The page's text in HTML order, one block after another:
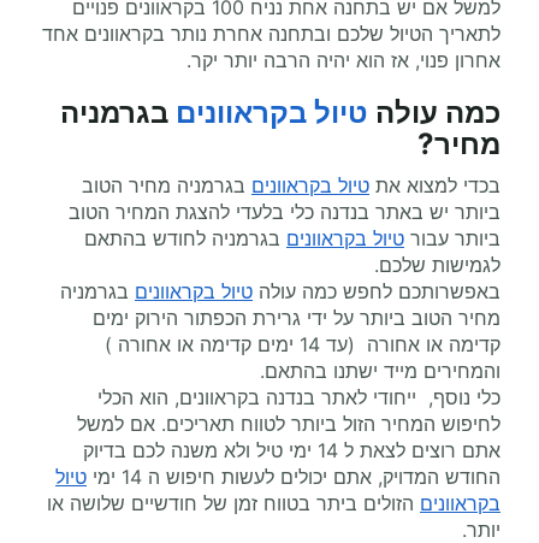
למשל אם יש בתחנה אחת נניח 100 בקראוונים פנויים
לתאריך הטיול שלכם ובתחנה אחרת נותר בקראוונים אחד
אחרון פנוי, אז הוא יהיה הרבה יותר יקר.
כמה עולה טיול בקראוונים בגרמניה
מחיר?
בכדי למצוא את טיול בקראוונים בגרמניה מחיר הטוב
ביותר יש באתר בנדנה כלי בלעדי להצגת המחיר הטוב
ביותר עבור טיול בקראוונים בגרמניה לחודש בהתאם
לגמישות שלכם.
באפשרותכם לחפש כמה עולה טיול בקראוונים בגרמניה
מחיר הטוב ביותר על ידי גרירת הכפתור הירוק ימים
קדימה או אחורה (עד 14 ימים קדימה או אחורה )
והמחירים מייד ישתנו בהתאם.
כלי נוסף, ייחודי לאתר בנדנה בקראוונים, הוא הכלי
לחיפוש המחיר הזול ביותר לטווח תאריכים. אם למשל
אתם רוצים לצאת ל 14 ימי טיל ולא משנה לכם בדיוק
החודש המדויק, אתם יכולים לעשות חיפוש ה 14 ימי
טיול
בקראוונים הזולים ביתר בטווח זמן של חודשיים שלושה או
יותר.